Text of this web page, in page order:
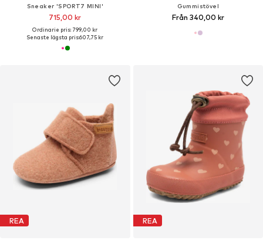
Sneaker 'SPORT7 MINI'
715,00 kr
Ordinarie pris: 799,00 kr
Senaste lägsta pris:607,75 kr
Gummistövel
Från 340,00 kr
REA REA